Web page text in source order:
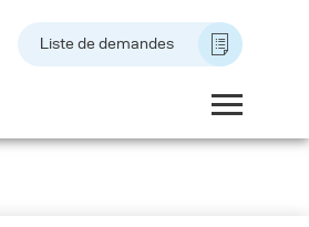
Liste de demandes